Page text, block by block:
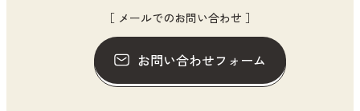
［ メールでのお問い合わせ ］
お問い合わせフォーム